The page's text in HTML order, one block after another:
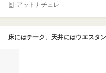
アットナチュレ